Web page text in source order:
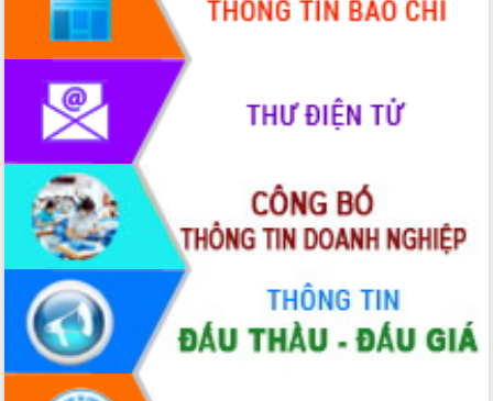
Xây dựng nông thôn mới: Nâng cao đời
sống người dân từ những mô hình thiết
Quyết liệt tháo gỡ vướng mắc, đẩy
nhanh tiến độ các dự án trọng điểm
trong Khu kinh tế Nam Phú Yên
Hòn Yến phát triển du lịch gắn với bảo
tồn biển
Lấy ý kiến điều chỉnh Quy hoạch tỉnh
Đắk Lắk thời kỳ 2021-2030, tầm nhìn
đến năm 2050
Phát động chiến dịch 30 ngày đêm
giải phóng mặt bằng Tuyến đường bộ
ven biển
Đắk Lắk nỗ lực thúc đẩy tăng trưởng
kinh tế từ 10% trở lên trong Quý